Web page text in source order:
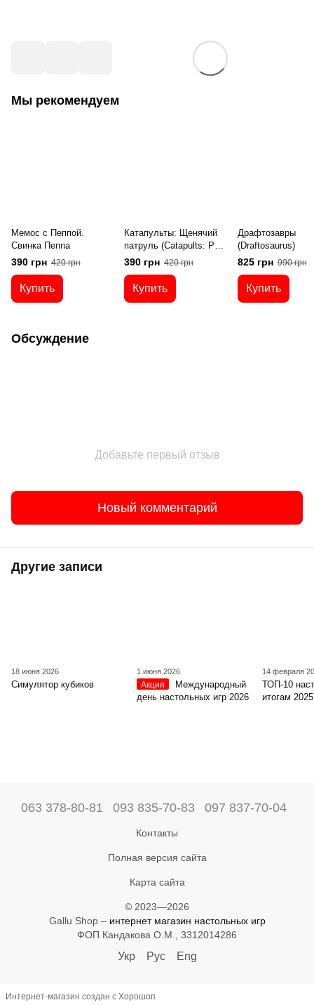
Мы рекомендуем
Мемос с Пеппой.
Свинка Пеппа
390 грн 420 грн
Купить
Катапульты: Щенячий
патруль (Catapults: Paw
Patrol)
390 грн 420 грн
Купить
Драфтозавры
(Draftosaurus)
825 грн 990 грн
Купить
Обсуждение
Добавьте первый отзыв
Новый комментарий
Другие записи
18 июня 2026
Симулятор кубиков
1 июня 2026
Акция
Международный
день настольных игр 2026
14 февраля
ТОП-10
итогам
063 378-80-81 093 835-70-83 097 837-70-04
Контакты
Полная версия сайта
Карта сайта
© 2023—2026
Gallu Shop – интернет магазин настольных игр
ФОП Кандакова О.М., 3312014286
Укр Рус Eng
Интернет-магазин создан с Хорошоп